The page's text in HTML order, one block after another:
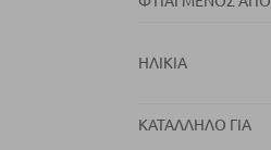
ΗΛΙΚΊΑ
ΚΑΤΆΛΛΗΛΟ ΓΙΑ